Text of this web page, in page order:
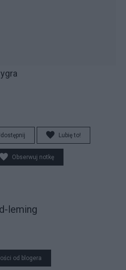
Lubię to!
Obserwuj notkę
leming
od blogera